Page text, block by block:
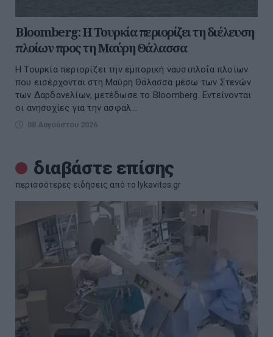
Bloomberg: Η Τουρκία περιορίζει τη διέλευση
πλοίων προς τη Μαύρη Θάλασσα
Η Τουρκία περιορίζει την εμπορική ναυσιπλοΐα πλοίων
που εισέρχονται στη Μαύρη Θάλασσα μέσω των Στενών
των Δαρδανελίων, μετέδωσε το Bloomberg. Eντείνονται
οι ανησυχίες για την ασφάλ...
08 Αυγούστου 2026
διαβάστε επίσης
περισσότερες ειδήσεις από το lykavitos.gr